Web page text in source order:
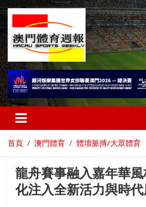
首頁 澳門體育 體壇脈搏/大眾體育
龍舟賽事融入嘉年華
化注入全新活力與時